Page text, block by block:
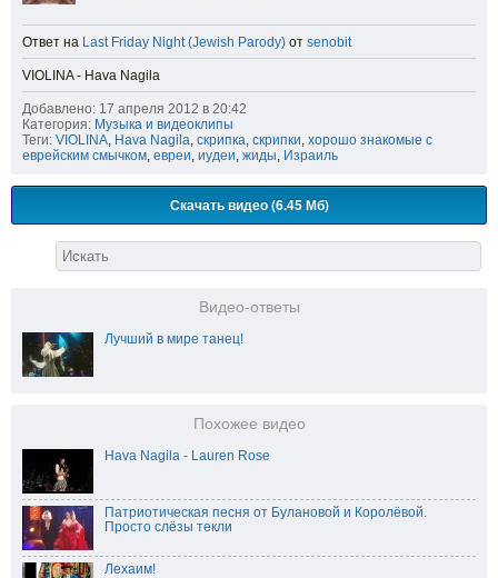
Ответ на Last Friday Night (Jewish Parody) от senobit
VIOLINA - Hava Nagila
Добавлено: 17 апреля 2012 в 20:42
Категория: Музыка и видеоклипы
Теги: VIOLINA, Hava Nagila, скрипка, скрипки, хорошо знакомые с
еврейским смычком, евреи, иудеи, жиды, Израиль
Скачать видео (6.45 Мб)
Видео-ответы
Лучший в мире танец!
Похожее видео
Hava Nagila - Lauren Rose
Патриотическая песня от Булановой и Королёвой.
Просто слёзы текли
Лехаим!